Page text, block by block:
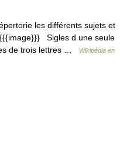
les différents sujets et
Sigles d une seule
de trois lettres …
Wikipédia en